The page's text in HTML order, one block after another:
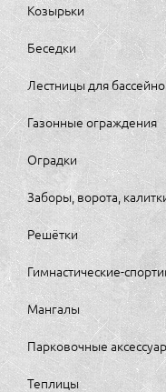
Козырьки
Беседки
Лестницы для
Газонные ограждения
Оградки
Заборы, ворота,
Решётки
Гимнастические-
Мангалы
Парковочные
Теплицы